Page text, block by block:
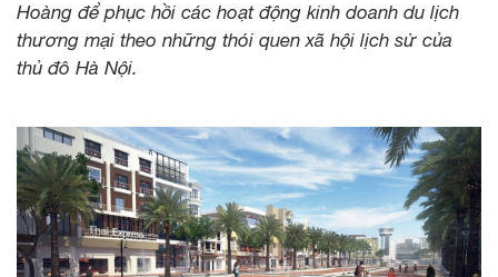
Hoàng để phục hồi các hoạt động kinh doanh du lịch
thương mại theo những thói quen xã hội lịch sử của
thủ đô Hà Nội.